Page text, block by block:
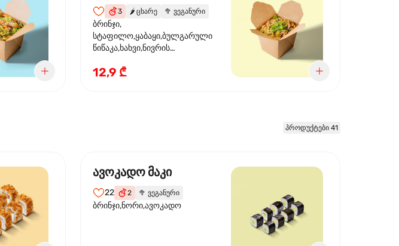
3 🌶️ ცხარე 🥦 ვეგანური
ბრინჯი,
სტაფილო,ყაბაყი,ბულგარული
წიწაკა,ხახვი,ნივრის
სოუსი., მწვანე ხახვი,სეზამის
12,9 ₾
პროდუქტები 41
ავოკადო მაკი
22 2 🥦 ვეგანური
ბრინჯი,ნორი,ავოკადო